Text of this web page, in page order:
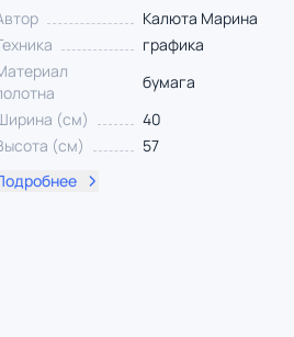
Калюта Марина
графика
бумага
(см)
40
(см)
57